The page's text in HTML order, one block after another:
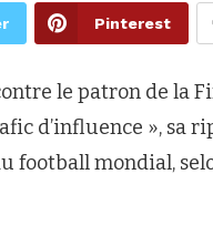
Pinterest
le patron de la
d’influence », sa
football mondial,